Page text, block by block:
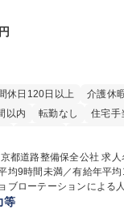
休日120日以上
介護休
以内
転勤なし 住宅手
得手当あり 食事補助あり
全公社 求人名 【都庁グループ】総
間未満／有給年平均16日取得 仕
ブローテーションによる
等幅広い部署での業務を
等